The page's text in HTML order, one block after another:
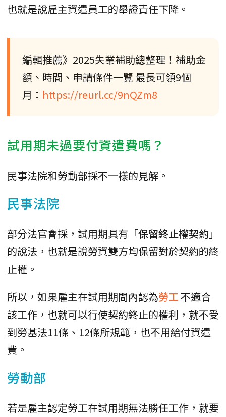
也就是說雇主資遣員工的舉證責任下降。
編輯推薦》2025失業補助總整理！補助金
額、時間、申請條件一覽 最長可領9個
月： https://reurl.cc/9nQZm8
試用期未過要付資遣費嗎？
民事法院和勞動部採不一樣的見解。
民事法院
部分法官會採，試用期具有「保留終止權契約 」
的說法，也就是說勞資雙方均保留對於契約的終
止權。
所以，如果雇主在試用期間內認為勞工不適合
該工作，也就可以行使契約終止的權利，就不受
到勞基法11條、12條所規範，也不用給付資遣
費。
勞動部
若是雇主認定勞工在試用期無法勝任工作，就要